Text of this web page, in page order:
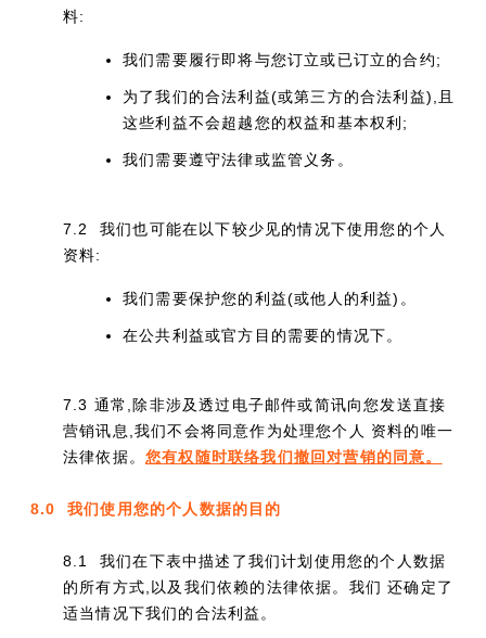
料:
我们需要履行即将与您订立或已订立的合约;
为了我们的合法利益(或第三方的合法利益),且
这些利益不会超越您的权益和基本权利;
我们需要遵守法律或监管义务。
7.2 我们也可能在以下较少见的情况下使用您的个人
资料:
我们需要保护您的利益(或他人的利益)。
在公共利益或官方目的需要的情况下。
7.3 通常,除非涉及透过电子邮件或简讯向您发送直接
营销讯息,我们不会将同意作为处理您个人 资料的唯一
法律依据。 您有权随时联络我们撤回对营销的同意。
8.0 我们使用您的个人数据的目的
8.1 我们在下表中描述了我们计划使用您的个人数据
的所有方式,以及我们依赖的法律依据。我们 还确定了
适当情况下我们的合法利益。